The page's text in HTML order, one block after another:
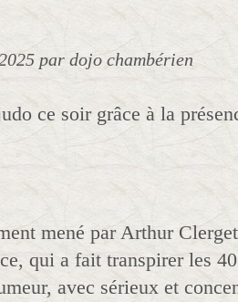
par dojo chambérien
ce soir grâce à la
mené par Arthur
qui a fait transpirer les
avec sérieux et